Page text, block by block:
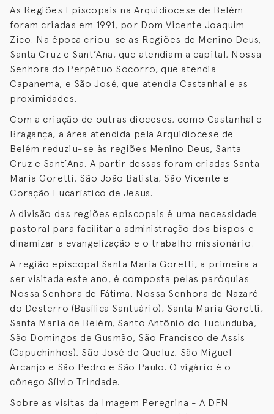
As Regiões Episcopais na Arquidiocese de Belém
foram criadas em 1991, por Dom Vicente Joaquim
Zico. Na época criou-se as Regiões de Menino Deus,
Santa Cruz e Sant’Ana, que atendiam a capital, Nossa
Senhora do Perpétuo Socorro, que atendia
Capanema, e São José, que atendia Castanhal e as
proximidades.
Com a criação de outras dioceses, como Castanhal e
Bragança, a área atendida pela Arquidiocese de
Belém reduziu-se às regiões Menino Deus, Santa
Cruz e Sant’Ana. A partir dessas foram criadas Santa
Maria Goretti, São João Batista, São Vicente e
Coração Eucarístico de Jesus.
A divisão das regiões episcopais é uma necessidade
pastoral para facilitar a administração dos bispos e
dinamizar a evangelização e o trabalho missionário.
A região episcopal Santa Maria Goretti, a primeira a
ser visitada este ano, é composta pelas paróquias
Nossa Senhora de Fátima, Nossa Senhora de Nazaré
do Desterro (Basílica Santuário), Santa Maria Goretti,
Santa Maria de Belém, Santo Antônio do Tucunduba,
São Domingos de Gusmão, São Francisco de Assis
(Capuchinhos), São José de Queluz, São Miguel
Arcanjo e São Pedro e São Paulo. O vigário é o
cônego Sílvio Trindade.
Sobre as visitas da Imagem Peregrina - A DFN